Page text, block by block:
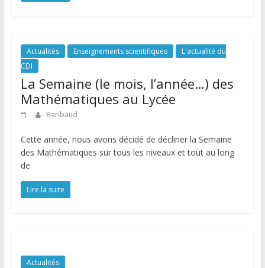
Actualités Enseignements scientifiques
L'actualité du
CDI
La Semaine (le mois, l’année…) des
Mathématiques au Lycée
Baribaud
Cette année, nous avons décidé de décliner la Semaine
des Mathématiques sur tous les niveaux et tout au long
de
Lire la suite
Actualités